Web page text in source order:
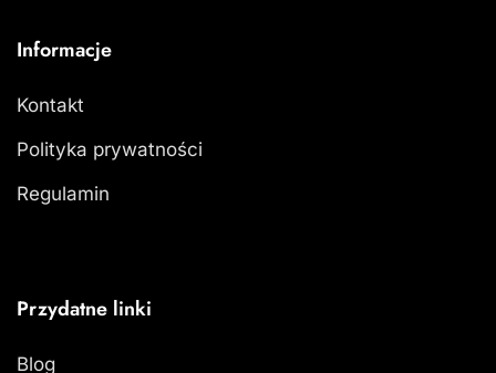
Informacje
Kontakt
Polityka prywatności
Regulamin
Przydatne linki
Blog